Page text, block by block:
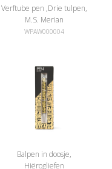
Verftube pen ,Drie tulpen,
M.S. Merian
WPAW000004
Balpen in doosje,
Hiërogliefen